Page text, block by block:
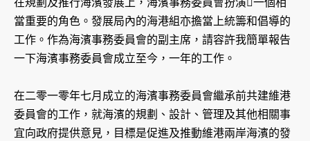
當重要的角色。發展局內的海港組亦擔當上統籌和倡導的
工作。作為海濱事務委員會的副主席，請容許我簡單報告
一下海濱事務委員會成立至今，一年的工作。
在二零一零年七月成立的海濱事務委員會繼承前共建維港
委員會的工作，就海濱的規劃、設計、管理及其他相關事
宜向政府提供意見，目標是促進及推動維港兩岸海濱的發